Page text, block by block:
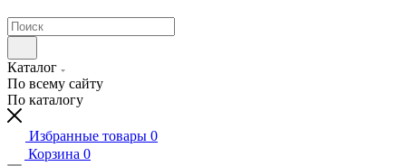
Каталог
По всему сайту
По каталогу
Избранные товары 0
Корзина 0